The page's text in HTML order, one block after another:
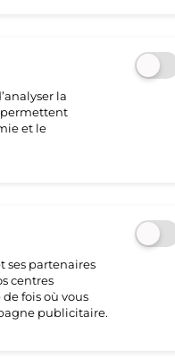
la responsabilité
la
permettent
et le
ses partenaires
centres
fois où vous
publicitaire.